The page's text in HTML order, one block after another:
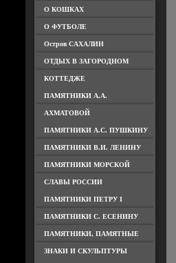
О КОШКАХ
О ФУТБОЛЕ
Остров САХАЛИН
ОТДЫХ В ЗАГОРОДНОМ
КОТТЕДЖЕ
ПАМЯТНИКИ А.А.
АХМАТОВОЙ
ПАМЯТНИКИ А.С. ПУШКИНУ
ПАМЯТНИКИ В.И. ЛЕНИНУ
ПАМЯТНИКИ МОРСКОЙ
СЛАВЫ РОССИИ
ПАМЯТНИКИ ПЕТРУ I
ПАМЯТНИКИ С. ЕСЕНИНУ
ПАМЯТНИКИ, ПАМЯТНЫЕ
ЗНАКИ И СКУЛЬПТУРЫ